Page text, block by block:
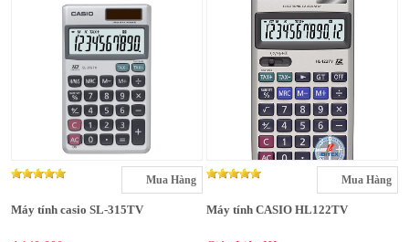
Mua Hàng
Máy tính casio SL-315TV
Mua Hàng
Máy tính CASIO HL122TV